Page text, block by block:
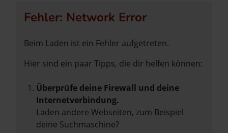
Fehler: Network Error
Beim Laden ist ein Fehler aufgetreten.
Hier sind ein paar Tipps, die dir helfen können:
Überprüfe deine Firewall und deine
Internetverbindung.
Laden andere Webseiten, zum Beispiel
deine Suchmaschine?